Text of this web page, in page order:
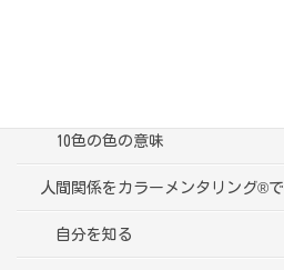
10色の色の意味
人間関係をカラーメンタリング®で
自分を知る